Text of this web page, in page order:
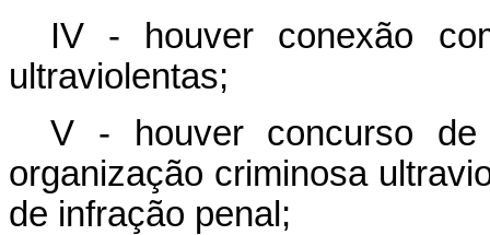
IV - houver conexão
ultraviolentas;
V - houver concurso de
organização criminosa
de infração penal;